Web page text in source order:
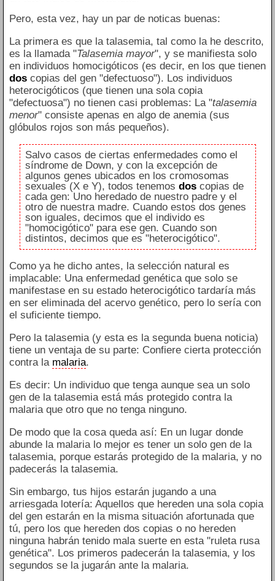
Pero, esta vez, hay un par de noticas buenas:
La primera es que la talasemia, tal como la he descrito,
es la llamada "Talasemia mayor", y se manifiesta solo
en individuos homocigóticos (es decir, en los que tienen
doscopias del gen "defectuoso"). Los individuos
heterocigóticos (que tienen una sola copia
"defectuosa") no tienen casi problemas: La "talasemia
menor" consiste apenas en algo de anemia (sus
glóbulos rojos son más pequeños).
Salvo casos de ciertas enfermedades como el
síndrome de Down, y con la excepción de
algunos genes ubicados en los cromosomas
sexuales (X e Y), todos tenemos dos copias de
cada gen: Uno heredado de nuestro padre y el
otro de nuestra madre. Cuando estos dos genes
son iguales, decimos que el individo es
"homocigótico" para ese gen. Cuando son
distintos, decimos que es "heterocigótico".
Como ya he dicho antes, la selección natural es
implacable: Una enfermedad genética que solo se
manifestase en su estado heterocigótico tardaría más
en ser eliminada del acervo genético, pero lo sería con
el suficiente tiempo.
Pero la talasemia (y esta es la segunda buena noticia)
tiene un ventaja de su parte: Confiere cierta protección
contra la malaria.
Es decir: Un individuo que tenga aunque sea un solo
gen de la talasemia está más protegido contra la
malaria que otro que no tenga ninguno.
De modo que la cosa queda así: En un lugar donde
abunde la malaria lo mejor es tener un solo gen de la
talasemia, porque estarás protegido de la malaria, y no
padecerás la talasemia.
Sin embargo, tus hijos estarán jugando a una
arriesgada lotería: Aquellos que hereden una sola copia
del gen estarán en la misma situación afortunada que
tú, pero los que hereden dos copias o no hereden
ninguna habrán tenido mala suerte en esta "ruleta rusa
genética". Los primeros padecerán la talasemia, y los
segundos se la jugarán ante la malaria.